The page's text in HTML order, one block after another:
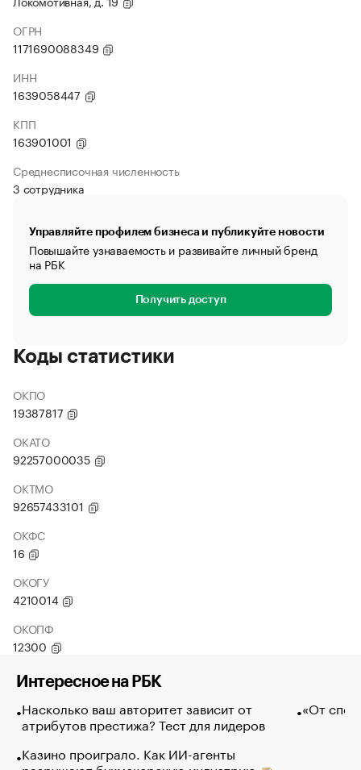
ОГРН
1171690088349
ИНН
1639058447
КПП
163901001
Среднесписочная численность
3 сотрудника
Управляйте профилем бизнеса и публикуйте новости
Повышайте узнаваемость и развивайте личный бренд
на РБК
Получить доступ
Коды статистики
ОКПО
19387817
ОКАТО
92257000035
ОКТМО
92657433101
ОКФС
16
ОКОГУ
4210014
ОКОПФ
12300
Интересное на РБК
Насколько ваш авторитет зависит от
атрибутов престижа? Тест для лидеров
Казино проиграло. Как ИИ-агенты
«От спо